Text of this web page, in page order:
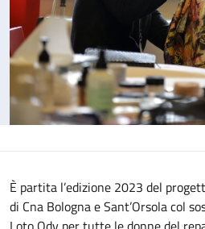
È partita l’edizione 2023 del
di Cna Bologna e Sant’Orsola col